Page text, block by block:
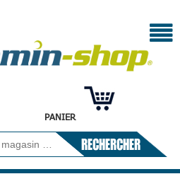
PANIER
RECHERCHER